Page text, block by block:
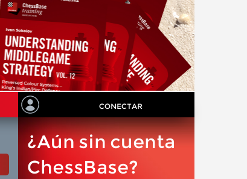
CONECTAR
¿Aún sin cuenta
ChessBase?